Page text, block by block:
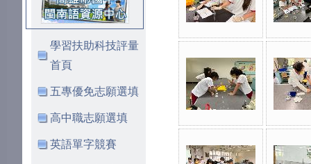
學習扶助科技評量
首頁
五專優免志願選填
高中職志願選填
英語單字競賽